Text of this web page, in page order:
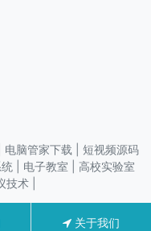
电脑管家下载 | 短视频源码
| 电子教室 | 高校实验室
技术 |
关于我们